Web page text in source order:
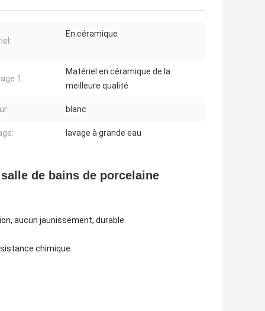
En céramique
1:
Matériel en céramique de la
meilleure qualité
blanc
lavage à grande eau
de bains de porcelaine
aucun jaunissement, durable.
chimique.